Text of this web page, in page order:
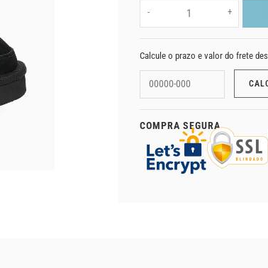
- +
Calcule o prazo e valor do frete
COMPRA SEGURA